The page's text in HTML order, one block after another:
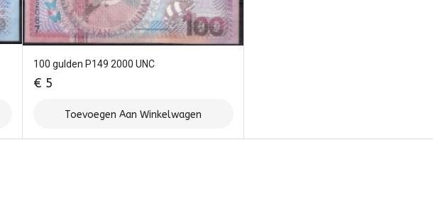
100 gulden P149 2000 UNC
€ 5
Toevoegen Aan Winkelwagen